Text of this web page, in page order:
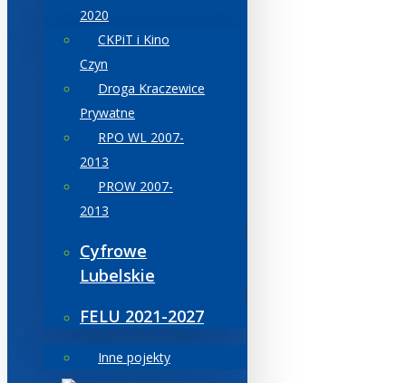
2020
CKPiT i Kino
Czyn
Droga Kraczewice
Prywatne
RPO WL 2007-
2013
PROW 2007-
2013
Cyfrowe
Lubelskie
FELU 2021-2027
Inne pojekty